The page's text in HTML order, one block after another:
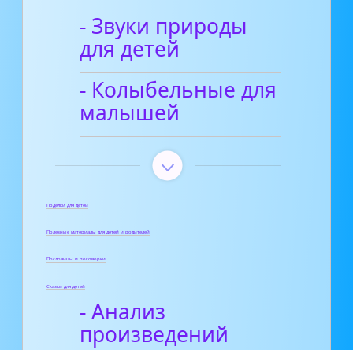
- Звуки природы
для детей
- Колыбельные для
малышей
Поделки для детей
Полезные материалы для детей и родителей
Пословицы и поговорки
Сказки для детей
- Анализ
произведений